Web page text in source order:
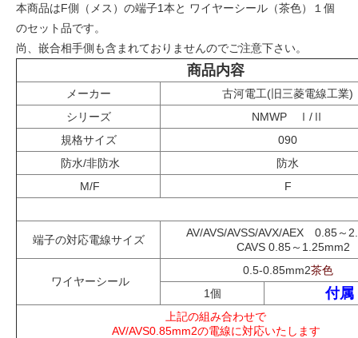
本商品はF側（メス）の端子1本と ワイヤーシール（茶色）１個
のセット品です。
尚、嵌合相手側も含まれておりませんのでご注意下さい。
商品内容
メーカー
古河電工(旧三菱電線工業)
シリーズ
NMWP Ⅰ/Ⅱ
規格サイズ
090
防水/非防水
防水
M/F
F
端子の対応電線サイズ
AV/AVS/AVSS/AVX/AEX 0.85～
CAVS 0.85～1.25mm2
ワイヤーシール
0.5-0.85mm2茶色
1個
付属
上記の組み合わせで
AV/AVS0.85mm2の電線に対応いたします